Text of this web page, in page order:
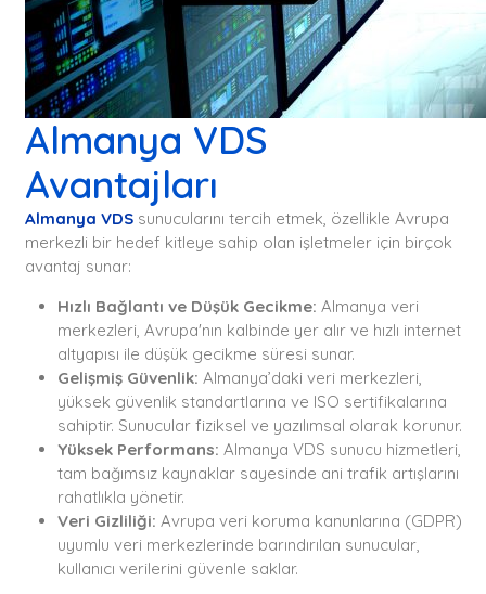
Almanya VDS
Avantajları
Almanya VDSsunucularını tercih etmek, özellikle Avrupa
merkezli bir hedef kitleye sahip olan işletmeler için birçok
avantaj sunar:
Hızlı Bağlantı ve Düşük Gecikme: Almanya veri
merkezleri, Avrupa'nın kalbinde yer alır ve hızlı internet
altyapısı ile düşük gecikme süresi sunar.
Gelişmiş Güvenlik: Almanya’daki veri merkezleri,
yüksek güvenlik standartlarına ve ISO sertifikalarına
sahiptir. Sunucular fiziksel ve yazılımsal olarak korunur.
Yüksek Performans: Almanya VDS sunucu hizmetleri,
tam bağımsız kaynaklar sayesinde ani trafik artışlarını
rahatlıkla yönetir.
Veri Gizliliği: Avrupa veri koruma kanunlarına (GDPR)
uyumlu veri merkezlerinde barındırılan sunucular,
kullanıcı verilerini güvenle saklar.